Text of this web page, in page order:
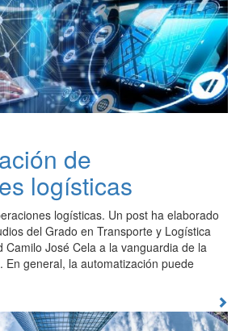
de
logísticas
logísticas. Un post ha elaborado
del Grado en Transporte y Logística
Camilo José Cela a la vanguardia de la
En general, la automatización puede